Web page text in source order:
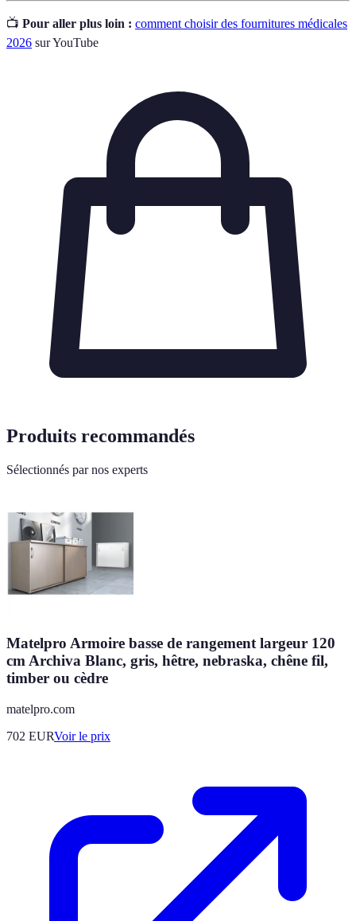
📺 Pour aller plus loin : comment choisir des fournitures médicales
2026 sur YouTube
Produits recommandés
Sélectionnés par nos experts
Matelpro Armoire basse de rangement largeur 120
cm Archiva Blanc, gris, hêtre, nebraska, chêne fil,
timber ou cèdre
matelpro.com
702 EURVoir le prix